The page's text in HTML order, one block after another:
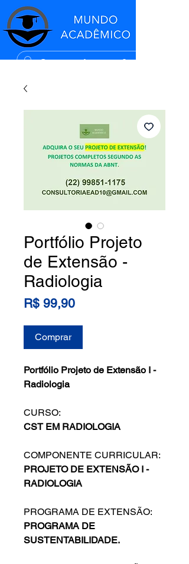
Portfólio Projeto
de Extensão -
Radiologia
R$ 99,90Preço
Comprar
Portfólio Projeto de Extensão I -
Radiologia
CURSO:
CST EM RADIOLOGIA
COMPONENTE CURRICULAR:
PROJETO DE EXTENSÃO I -
RADIOLOGIA
PROGRAMA DE EXTENSÃO:
PROGRAMA DE
SUSTENTABILIDADE.